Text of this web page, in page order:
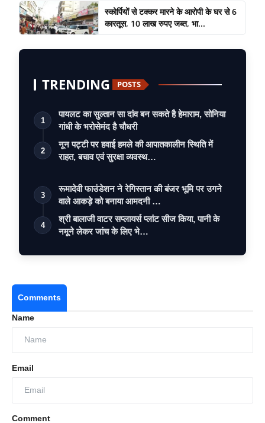
स्कोर्पियों से टक्कर मारने के आरोपी के घर से 6
कारतूस, 10 लाख रुपए जब्त, भा...
TRENDING POSTS
1
पायलट का सुल्तान सा दांव बन सकते है हेमाराम, सोनिया
गांधी के भरोसेमंद है चौधरी
2
नून पट्टी पर हवाई हमले की आपातकालीन स्थिति में
राहत, बचाव एवं सुरक्षा व्यवस्थ…
3
रूमादेवी फाउंडेशन ने रेगिस्तान की बंजर भूमि पर उगने
वाले आकड़े को बनाया आमदनी …
4
श्री बालाजी वाटर सप्लायर्स प्लांट सीज किया, पानी के
नमूने लेकर जांच के लिए भे…
Comments
Name
Email
Comment